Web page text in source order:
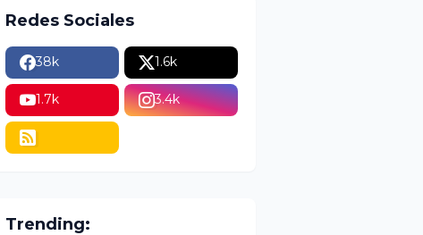
Redes Sociales
38k 1.6k
1.7k 3.4k
Trending: